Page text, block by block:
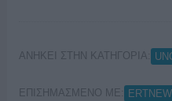
ΑΝΗΚΕΙ ΣΤΗΝ ΚΑΤΗΓΟΡΙΑ:
ΕΠΙΣΗΜΑΣΜΕΝΟ ΜΕ: